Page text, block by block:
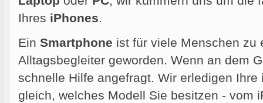
Ihres iPhones.
Ein Smartphone ist für viele Menschen zu
Alltagsbegleiter geworden. Wenn an dem
schnelle Hilfe angefragt. Wir erledigen Ihre
gleich, welches Modell Sie besitzen - vom